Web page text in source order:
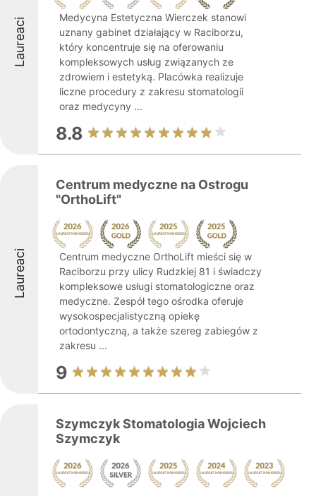
Laureaci
Medycyna Estetyczna Wierczek stanowi
uznany gabinet działający w Raciborzu,
który koncentruje się na oferowaniu
kompleksowych usług związanych ze
zdrowiem i estetyką. Placówka realizuje
liczne procedury z zakresu stomatologii
oraz medycyny ...
8.8
Laureaci
Centrum medyczne na Ostrogu
"OrthoLift"
Centrum medyczne OrthoLift mieści się w
Raciborzu przy ulicy Rudzkiej 81 i świadczy
kompleksowe usługi stomatologiczne oraz
medyczne. Zespół tego ośrodka oferuje
wysokospecjalistyczną opiekę
ortodontyczną, a także szereg zabiegów z
zakresu ...
9
Szymczyk Stomatologia Wojciech
Szymczyk